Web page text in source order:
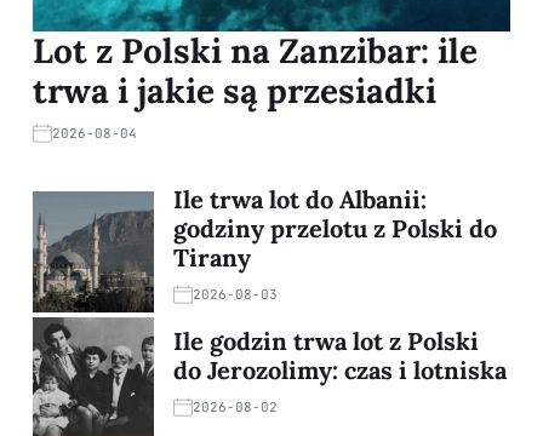
Lot z Polski na Zanzibar: ile
trwa i jakie są przesiadki
2026-08-04
Ile trwa lot do Albanii:
godziny przelotu z Polski do
Tirany
2026-08-03
Ile godzin trwa lot z Polski
do Jerozolimy: czas i lotniska
2026-08-02